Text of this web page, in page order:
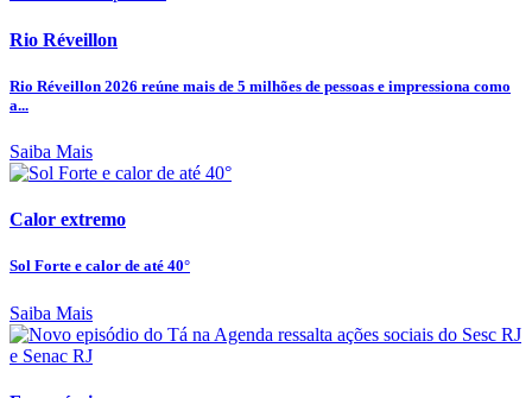
Rio Réveillon
Rio Réveillon 2026 reúne mais de 5 milhões de pessoas e impressiona como
a...
Saiba Mais
Calor extremo
Sol Forte e calor de até 40°
Saiba Mais